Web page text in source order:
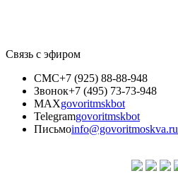
Связь с эфиром
СМС+7 (925) 88-88-948
Звонок+7 (495) 73-73-948
MAXgovoritmskbot
Telegramgovoritmskbot
Письмоinfo@govoritmoskva.ru